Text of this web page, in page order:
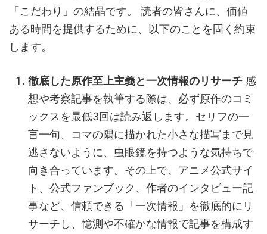
「こだわり」の結晶です。 読者の皆さんに、価値
ある時間を提供するために、以下のことを固く約束
します。
徹底した原作至上主義と一次情報のリサーチ 感
想や考察記事を執筆する際は、必ず原作のコミ
ックスを最低3回は読み返します。セリフの一
言一句、コマの隅に描かれた小さな描写まで見
逃さないように、虫眼鏡を持つような気持ちで
向き合っています。その上で、アニメ公式サイ
ト、公式ファンブック、作者のインタビュー記
事など、信頼できる「一次情報」を徹底的にリ
サーチし、憶測や不確かな情報で記事を構成す